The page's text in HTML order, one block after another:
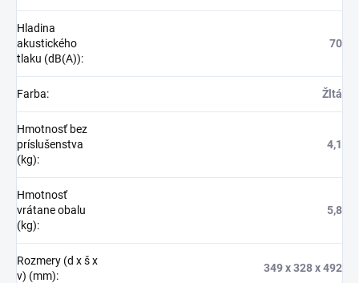
Hladina
akustického
tlaku (dB(A)):
70
Farba: Žltá
Hmotnosť bez
príslušenstva
(kg):
4,1
Hmotnosť
vrátane obalu
(kg):
5,8
Rozmery (d x š x
v) (mm):
349 x 328 x 492